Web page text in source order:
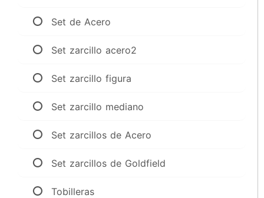
Set de Acero
Set zarcillo acero2
Set zarcillo figura
Set zarcillo mediano
Set zarcillos de Acero
Set zarcillos de Goldfield
Tobilleras